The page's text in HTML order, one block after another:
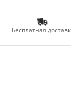
Бесплатная